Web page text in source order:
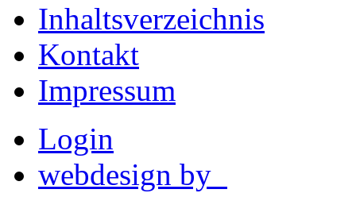
Inhaltsverzeichnis
Kontakt
Impressum
Login
webdesign by